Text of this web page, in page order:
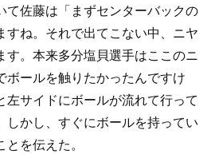
て佐藤は「まずセンターバックの
すね。それで出てこない中、ニヤ
す。本来多分塩貝選手はここのニ
ボールを触りたかったんですけ
左サイドにボールが流れて行って
しかし、すぐにボールを持ってい
を伝えた。